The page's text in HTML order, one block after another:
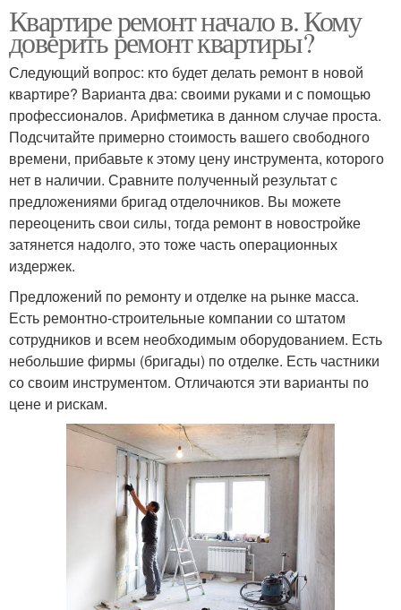
Квартире ремонт начало в. Кому
доверить ремонт квартиры?
Следующий вопрос: кто будет делать ремонт в новой
квартире? Варианта два: своими руками и с помощью
профессионалов. Арифметика в данном случае проста.
Подсчитайте примерно стоимость вашего свободного
времени, прибавьте к этому цену инструмента, которого
нет в наличии. Сравните полученный результат с
предложениями бригад отделочников. Вы можете
переоценить свои силы, тогда ремонт в новостройке
затянется надолго, это тоже часть операционных
издержек.
Предложений по ремонту и отделке на рынке масса.
Есть ремонтно-строительные компании со штатом
сотрудников и всем необходимым оборудованием. Есть
небольшие фирмы (бригады) по отделке. Есть частники
со своим инструментом. Отличаются эти варианты по
цене и рискам.